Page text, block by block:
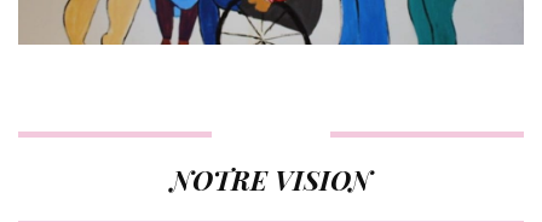
NOTRE VISION